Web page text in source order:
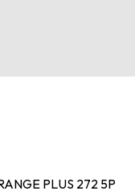
PLUS 272 5P